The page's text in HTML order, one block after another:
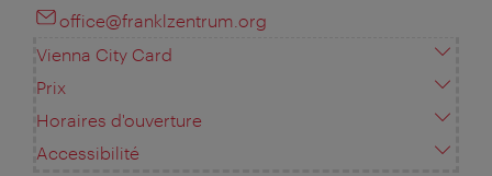
office@franklzentrum.org
Vienna City Card
Prix
Horaires d'ouverture
Accessibilité